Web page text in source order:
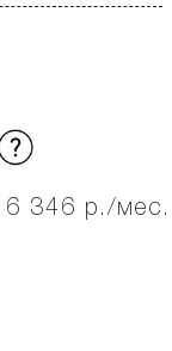
346 р./мес.